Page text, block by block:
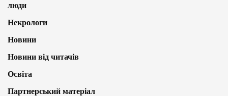
люди
Некрологи
Новини
Новини від читачів
Освіта
Партнерський матеріал